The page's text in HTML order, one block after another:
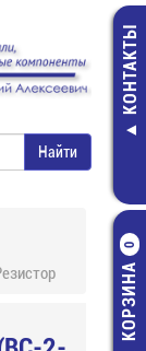
КОНТАКТЫ
КОРЗИНА
0